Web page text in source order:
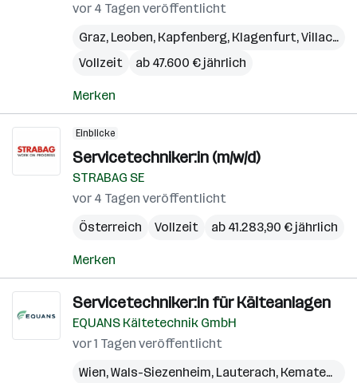
vor 4 Tagen veröffentlicht
Graz, Leoben, Kapfenberg, Klagenfurt,Villach
Vollzeit
ab 47.600 € jährlich
Merken
Einblicke
Servicetechniker:in (m/w/d)
STRABAG SE
vor 4 Tagen veröffentlicht
Österreich
Vollzeit ab 41.283,90 € jährlich
Merken
Servicetechniker:in für Kälteanlagen
EQUANS Kältetechnik GmbH
vor 1 Tagen veröffentlicht
Wien,Wals-Siezenheim, Lauterach, Kematen an der Krems